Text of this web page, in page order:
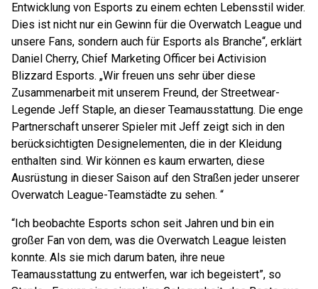
Entwicklung von Esports zu einem echten Lebensstil wider.
Dies ist nicht nur ein Gewinn für die Overwatch League und
unsere Fans, sondern auch für Esports als Branche“, erklärt
Daniel Cherry, Chief Marketing Officer bei Activision
Blizzard Esports. „Wir freuen uns sehr über diese
Zusammenarbeit mit unserem Freund, der Streetwear-
Legende Jeff Staple, an dieser Teamausstattung. Die enge
Partnerschaft unserer Spieler mit Jeff zeigt sich in den
berücksichtigten Designelementen, die in der Kleidung
enthalten sind. Wir können es kaum erwarten, diese
Ausrüstung in dieser Saison auf den Straßen jeder unserer
Overwatch League-Teamstädte zu sehen. “
“Ich beobachte Esports schon seit Jahren und bin ein
großer Fan von dem, was die Overwatch League leisten
konnte. Als sie mich darum baten, ihre neue
Teamausstattung zu entwerfen, war ich begeistert”, so